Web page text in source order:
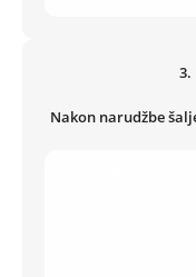
3.
Nakon narudžbe